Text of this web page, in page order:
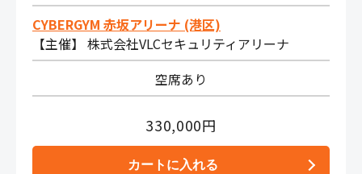
CYBERGYM 赤坂アリーナ (港区)
【主催】 株式会社VLCセキュリティアリーナ
空席あり
330,000円